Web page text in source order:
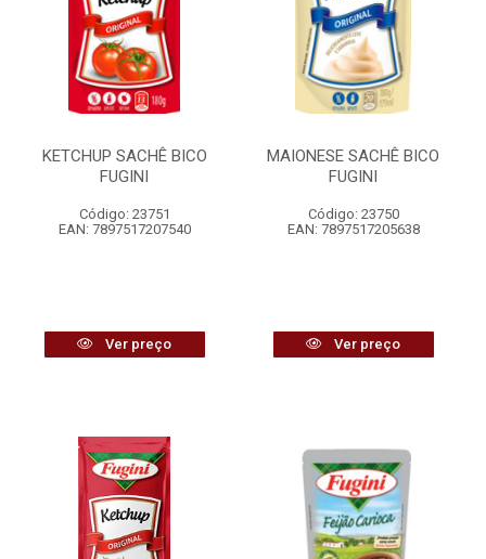
KETCHUP SACHÊ BICO
FUGINI
Código: 23751
EAN: 7897517207540
Ver preço
MAIONESE SACHÊ BICO
FUGINI
Código: 23750
EAN: 7897517205638
Ver preço